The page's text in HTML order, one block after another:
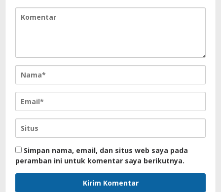
Simpan nama, email, dan situs web saya pada
peramban ini untuk komentar saya berikutnya.